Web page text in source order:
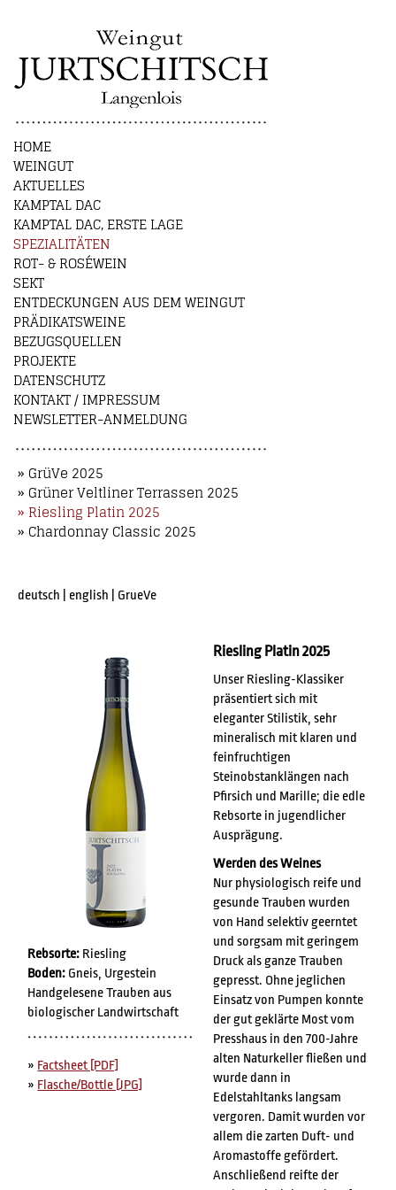
HOME
WEINGUT
AKTUELLES
KAMPTAL DAC
KAMPTAL DAC, ERSTE LAGE
SPEZIALITÄTEN
ROT- & ROSÉWEIN
SEKT
ENTDECKUNGEN AUS DEM WEINGUT
PRÄDIKATSWEINE
BEZUGSQUELLEN
PROJEKTE
DATENSCHUTZ
KONTAKT / IMPRESSUM
NEWSLETTER-ANMELDUNG
» GrüVe 2025
» Grüner Veltliner Terrassen 2025
» Riesling Platin 2025
» Chardonnay Classic 2025
deutsch english GrueVe
Rebsorte: Riesling
Boden: Gneis, Urgestein
Handgelesene Trauben aus
biologischer Landwirtschaft
» Factsheet [PDF]
» Flasche/Bottle [JPG]
Riesling Platin 2025
Unser Riesling-Klassiker
präsentiert sich mit
eleganter Stilistik, sehr
mineralisch mit klaren und
feinfruchtigen
Steinobstanklängen nach
Pfirsich und Marille; die edle
Rebsorte in jugendlicher
Ausprägung.
Werden des Weines
Nur physiologisch reife und
gesunde Trauben wurden
von Hand selektiv geerntet
und sorgsam mit geringem
Druck als ganze Trauben
gepresst. Ohne jeglichen
Einsatz von Pumpen konnte
der gut geklärte Most vom
Presshaus in den 700-Jahre
alten Naturkeller fließen und
wurde dann in
Edelstahltanks langsam
vergoren. Damit wurden vor
allem die zarten Duft- und
Aromastoffe gefördert.
Anschließend reifte der